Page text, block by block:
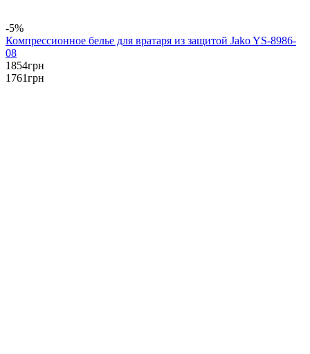
-5%
Компрессионное белье для вратаря из защитой Jako YS-8986-
08
1854грн
1761грн